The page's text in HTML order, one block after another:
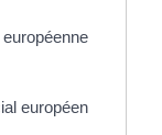
européen